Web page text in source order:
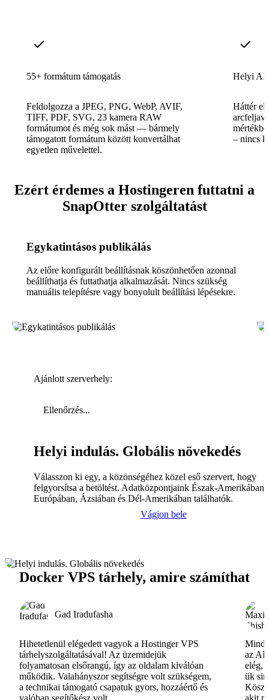
55+ formátum támogatás
Feldolgozza a JPEG, PNG, WebP, AVIF,
TIFF, PDF, SVG, 23 kamera RAW
formátumot és még sok mást — bármely
támogatott formátum között konvertálhat
egyetlen művelettel.
Helyi AI
Háttér
– nincs
Ezért érdemes a Hostingeren futtatni a
SnapOtter szolgáltatást
Egykatintásos publikálás
Az előre konfigurált beállításnak köszönhetően azonnal
beállíthatja és futtathatja alkalmazását. Nincs szükség
manuális telepítésre vagy bonyolult beállítási lépésekre.
Ajánlott szerverhely:
Ellenőrzés...
Helyi indulás. Globális növekedés
Válasszon ki egy, a közönségéhez közel eső szervert, hogy
felgyorsítsa a betöltést. Adatközpontjaink Észak-Amerikában,
Európában, Ázsiában és Dél-Amerikában találhatók.
Vágjon bele
Docker VPS tárhely, amire számíthat
Gad Iradufasha
Hihetetlenül elégedett vagyok a Hostinger VPS
tárhelyszolgáltatásával! Az üzemidejük
folyamatosan elsőrangú, így az oldalam kiválóan
működik. Valahányszor segítségre volt szükségem,
a technikai támogató csapatuk gyors, hozzáértő és
valóban segítőkész volt.
az AI-
elég,
ük
akit